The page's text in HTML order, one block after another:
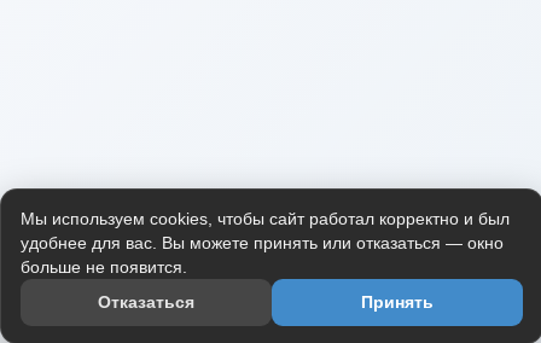
Мы используем cookies, чтобы сайт работал корректно и был
удобнее для вас. Вы можете принять или отказаться — окно
больше не появится.
Отказаться
Принять